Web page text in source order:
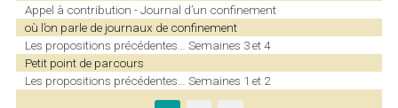
Appel à contribution - Journal d’un confinement
où l’on parle de journaux de confinement
Les propositions précédentes… Semaines 3 et 4
Petit point de parcours
Les propositions précédentes… Semaines 1 et 2